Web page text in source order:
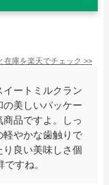
在庫を楽天でチェック >>
ートミルクラン
美しいパッケー
品ですよ。しっ
軽やかな歯触りで
良い美味しさ個
すね。